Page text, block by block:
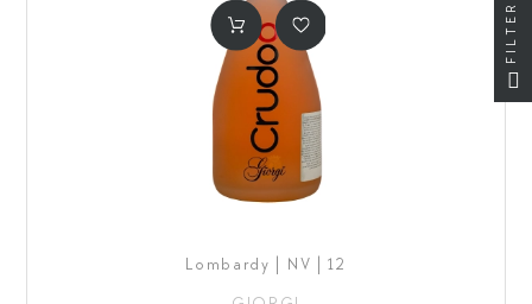
Lombardy | NV | 12
FILTER